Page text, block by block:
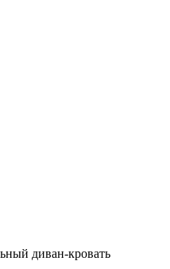
диван-кровать